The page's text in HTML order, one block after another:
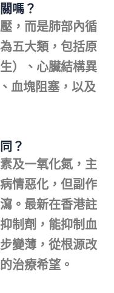
嗎？
，而是肺部內循
五大類，包括原
）、心臟結構異
血塊阻塞，以及
？
及一氧化氮，主
情惡化，但副作
。最新在香港註
制劑，能抑制血
變薄，從根源改
治療希望。